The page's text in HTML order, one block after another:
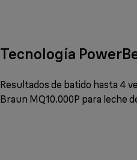
Tecnología
Resultados de batido hasta 4
Braun MQ10.000P para leche